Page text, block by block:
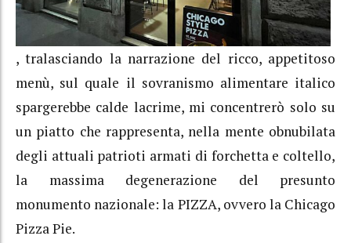
, tralasciando la narrazione del ricco, appetitoso
menù, sul quale il sovranismo alimentare italico
spargerebbe calde lacrime, mi concentrerò solo su
un piatto che rappresenta, nella mente obnubilata
degli attuali patrioti armati di forchetta e coltello,
la massima degenerazione del presunto
monumento nazionale: la PIZZA, ovvero la Chicago
Pizza Pie.